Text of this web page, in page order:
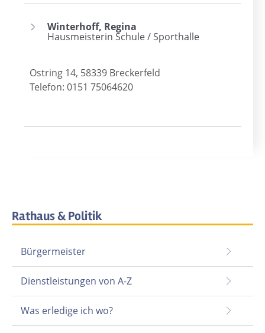
Winterhoff, Regina
Hausmeisterin Schule / Sporthalle
Ostring 14, 58339 Breckerfeld
Telefon: 0151 75064620
Rathaus & Politik
Bürgermeister
Dienstleistungen von A-Z
Was erledige ich wo?